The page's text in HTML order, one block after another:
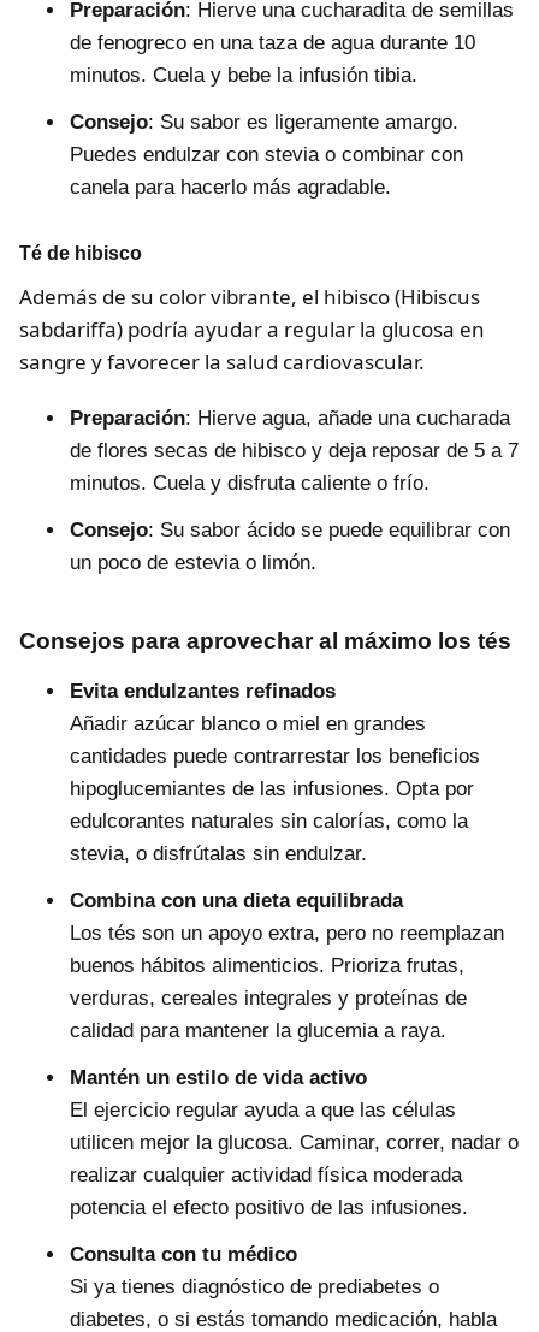
Preparación: Hierve una cucharadita de semillas
de fenogreco en una taza de agua durante 10
minutos. Cuela y bebe la infusión tibia.
Consejo: Su sabor es ligeramente amargo.
Puedes endulzar con stevia o combinar con
canela para hacerlo más agradable.
Té de hibisco
Además de su color vibrante, el hibisco (Hibiscus
sabdariffa) podría ayudar a regular la glucosa en
sangre y favorecer la salud cardiovascular.
Preparación: Hierve agua, añade una cucharada
de flores secas de hibisco y deja reposar de 5 a 7
minutos. Cuela y disfruta caliente o frío.
Consejo: Su sabor ácido se puede equilibrar con
un poco de estevia o limón.
Consejos para aprovechar al máximo los tés
Evita endulzantes refinados
Añadir azúcar blanco o miel en grandes
cantidades puede contrarrestar los beneficios
hipoglucemiantes de las infusiones. Opta por
edulcorantes naturales sin calorías, como la
stevia, o disfrútalas sin endulzar.
Combina con una dieta equilibrada
Los tés son un apoyo extra, pero no reemplazan
buenos hábitos alimenticios. Prioriza frutas,
verduras, cereales integrales y proteínas de
calidad para mantener la glucemia a raya.
Mantén un estilo de vida activo
El ejercicio regular ayuda a que las células
utilicen mejor la glucosa. Caminar, correr, nadar o
realizar cualquier actividad física moderada
potencia el efecto positivo de las infusiones.
Consulta con tu médico
Si ya tienes diagnóstico de prediabetes o
diabetes, o si estás tomando medicación, habla